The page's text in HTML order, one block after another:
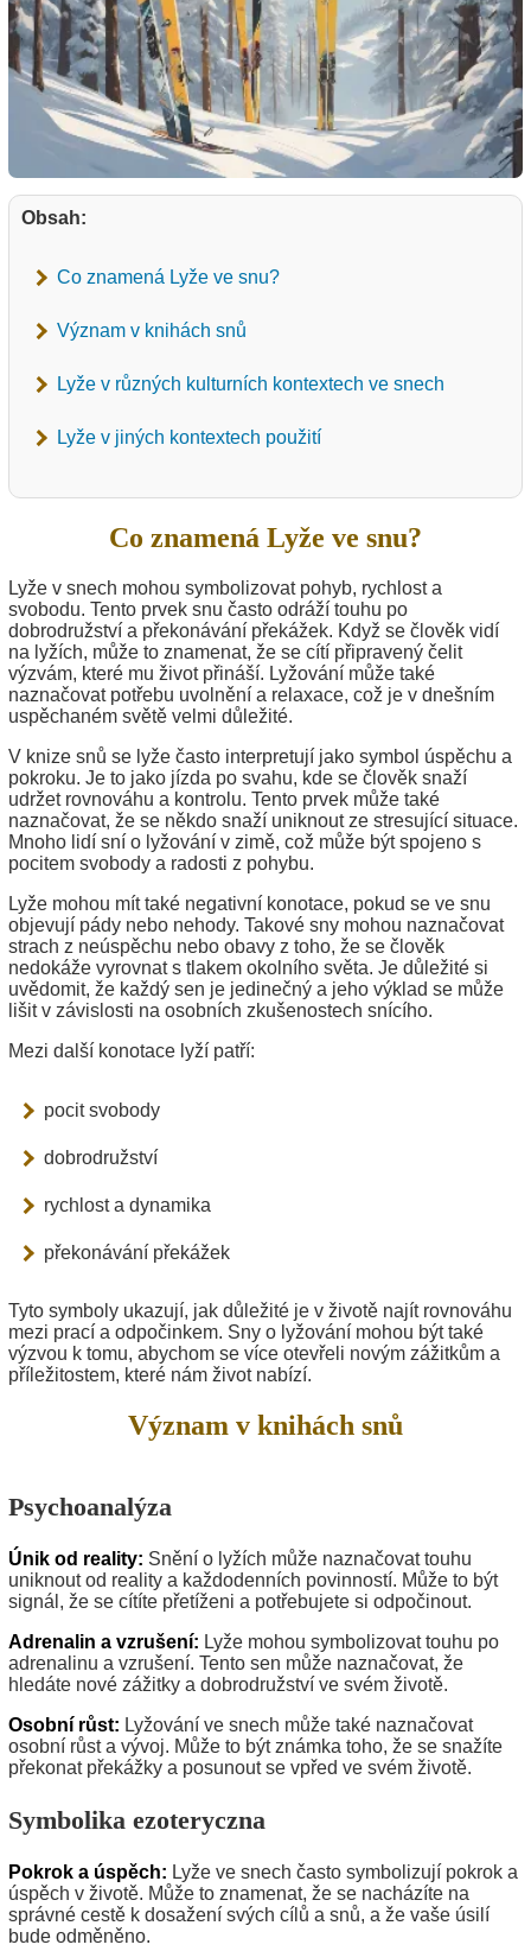
Obsah:
Co znamená Lyže ve snu?
Význam v knihách snů
Lyže v různých kulturních kontextech ve snech
Lyže v jiných kontextech použití
Co znamená Lyže ve snu?
Lyže v snech mohou symbolizovat pohyb, rychlost a
svobodu. Tento prvek snu často odráží touhu po
dobrodružství a překonávání překážek. Když se člověk vidí
na lyžích, může to znamenat, že se cítí připravený čelit
výzvám, které mu život přináší. Lyžování může také
naznačovat potřebu uvolnění a relaxace, což je v dnešním
uspěchaném světě velmi důležité.
V knize snů se lyže často interpretují jako symbol úspěchu a
pokroku. Je to jako jízda po svahu, kde se člověk snaží
udržet rovnováhu a kontrolu. Tento prvek může také
naznačovat, že se někdo snaží uniknout ze stresující situace.
Mnoho lidí sní o lyžování v zimě, což může být spojeno s
pocitem svobody a radosti z pohybu.
Lyže mohou mít také negativní konotace, pokud se ve snu
objevují pády nebo nehody. Takové sny mohou naznačovat
strach z neúspěchu nebo obavy z toho, že se člověk
nedokáže vyrovnat s tlakem okolního světa. Je důležité si
uvědomit, že každý sen je jedinečný a jeho výklad se může
lišit v závislosti na osobních zkušenostech snícího.
Mezi další konotace lyží patří:
pocit svobody
dobrodružství
rychlost a dynamika
překonávání překážek
Tyto symboly ukazují, jak důležité je v životě najít rovnováhu
mezi prací a odpočinkem. Sny o lyžování mohou být také
výzvou k tomu, abychom se více otevřeli novým zážitkům a
příležitostem, které nám život nabízí.
Význam v knihách snů
Psychoanalýza
Únik od reality: Snění o lyžích může naznačovat touhu
uniknout od reality a každodenních povinností. Může to být
signál, že se cítíte přetíženi a potřebujete si odpočinout.
Adrenalin a vzrušení: Lyže mohou symbolizovat touhu po
adrenalinu a vzrušení. Tento sen může naznačovat, že
hledáte nové zážitky a dobrodružství ve svém životě.
Osobní růst: Lyžování ve snech může také naznačovat
osobní růst a vývoj. Může to být známka toho, že se snažíte
překonat překážky a posunout se vpřed ve svém životě.
Symbolika ezoteryczna
Pokrok a úspěch: Lyže ve snech často symbolizují pokrok a
úspěch v životě. Může to znamenat, že se nacházíte na
správné cestě k dosažení svých cílů a snů, a že vaše úsilí
bude odměněno.